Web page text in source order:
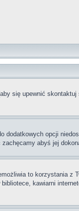
się upewnić
dodatkowych opcji
abyś jej
to korzystania z
kawiarni